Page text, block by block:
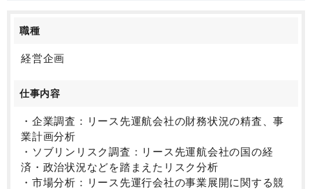
2. ソブリンリスク調査：企業調査とは別にカントリー
リスク (政治的・経済的)を 調査
3. 市場分析：リース先運行会社の事業展開に関する競
■配属部署：調査部
構成：調査部は、社長直下の組織として位置づけられ
ており、現在は 1 名体制で運営されています。
事業拡大を見据え、今後は 2 名体制とすることを検討
しており、今回、現任者の退職に伴い、2 名の新規採
用を予定しています。
職種
経営企画
仕事内容
・企業調査：リース先運航会社の財務状況の精査、事
業計画分析
・ソブリンリスク調査：リース先運航会社の国の経
済・政治状況などを踏まえたリスク分析
・市場分析：リース先運行会社の事業展開に関する競